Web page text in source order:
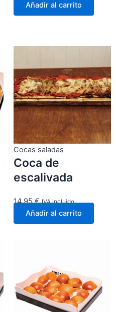
Añadir al carrito
Cocas saladas
Coca de
escalivada
14,95€ IVA incluido
Añadir al carrito